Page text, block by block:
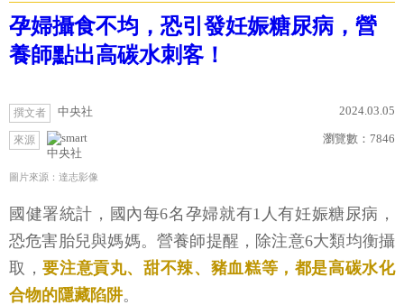
孕婦攝食不均，恐引發妊娠糖尿病，營
養師點出高碳水刺客！
撰文者 中央社 2024.03.05
來源
中央社
瀏覽數： 7846
圖片來源：達志影像
國健署統計，國內每6名孕婦就有1人有妊娠糖尿病，
恐危害胎兒與媽媽。營養師提醒，除注意6大類均衡攝
取，要注意貢丸、甜不辣、豬血糕等，都是高碳水化
合物的隱藏陷阱。